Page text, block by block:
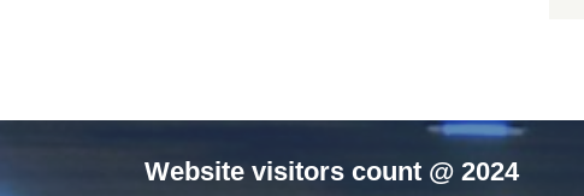
Website visitors count @ 2024